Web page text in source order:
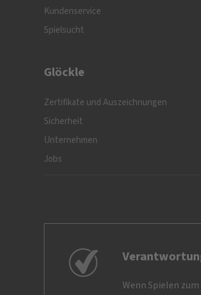
Kundenservice
Spielsucht
Glöckle
Zertifikate und Auszeichnungen
Sicherheit
Unternehmen
Jobs
Wenn Spielen